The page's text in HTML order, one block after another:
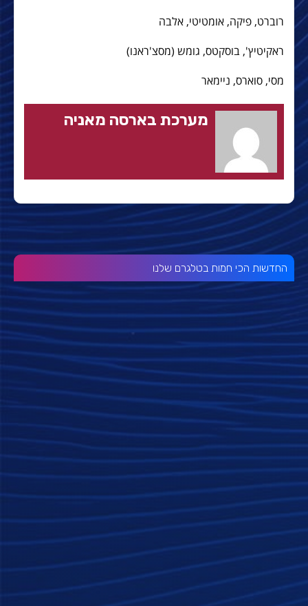
רוברט, פיקה, אומטיטי, אלבה
ראקיטיץ', בוסקטס, גומש (מסצ'ראנו)
מסי, סוארס, ניימאר
מערכת בארסה מאניה
החדשות הכי חמות בטלגרם שלנו